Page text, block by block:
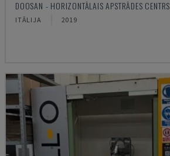
DOOSAN - HORIZONTĀLAIS APSTRĀDES CENTRS
ITĀLIJA 2019